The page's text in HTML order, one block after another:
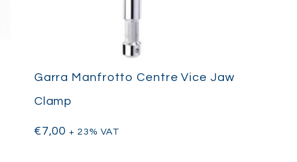
Garra Manfrotto Centre Vice Jaw
Clamp
€7,00 + 23% VAT